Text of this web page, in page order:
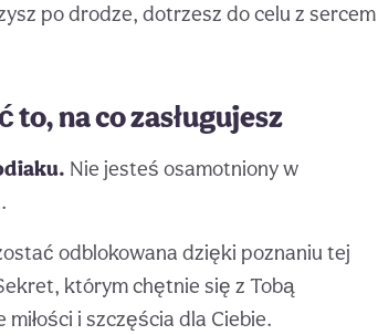
po drodze, dotrzesz do celu z sercem
na co zasługujesz
Nie jesteś osamotniony w
odblokowana dzięki poznaniu tej
którym chętnie się z Tobą
i szczęścia dla Ciebie.